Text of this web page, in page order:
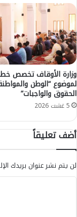
ف
و
س
ف
ا
ط
!
ط
ه
م
ب
ا
ل
ت
ه
ر
ي
ب
ل
د
ل
ي
وزارة الأوقاف تخصص
لموضوع “الوطن
الحقوق والواجبات”
5 غشت 2026
أضف تعليقاً
لن يتم نشر عنوان بريدك